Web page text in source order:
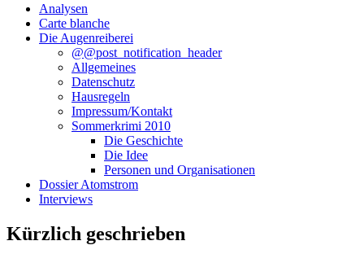
Analysen
Carte blanche
Die Augenreiberei
@@post_notification_header
Allgemeines
Datenschutz
Hausregeln
Impressum/Kontakt
Sommerkrimi 2010
Die Geschichte
Die Idee
Personen und Organisationen
Dossier Atomstrom
Interviews
Kürzlich geschrieben